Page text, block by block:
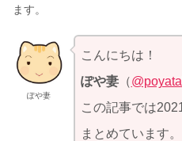
ます。
ぽや妻
こんにちは！
ぽや妻（
この記事では
まとめています。